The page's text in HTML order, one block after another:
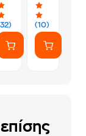
(10)